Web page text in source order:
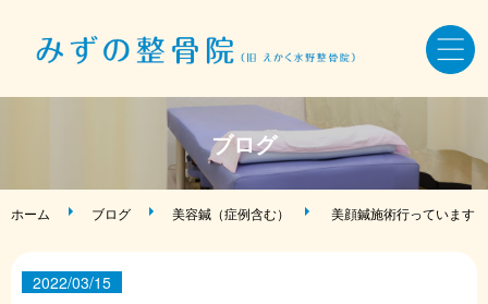
ホーム
骨盤・姿勢・全身矯正
ブログ
ホーム ブログ 美容鍼（症例含む） 美顔鍼施術行っています
2022/03/15